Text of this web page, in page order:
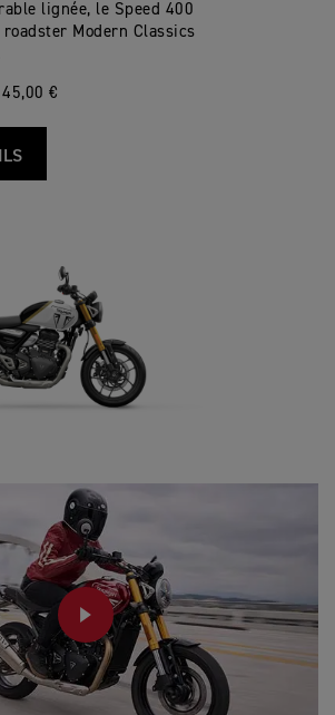
lignée, le Speed 400
Modern Classics
€
PLAY